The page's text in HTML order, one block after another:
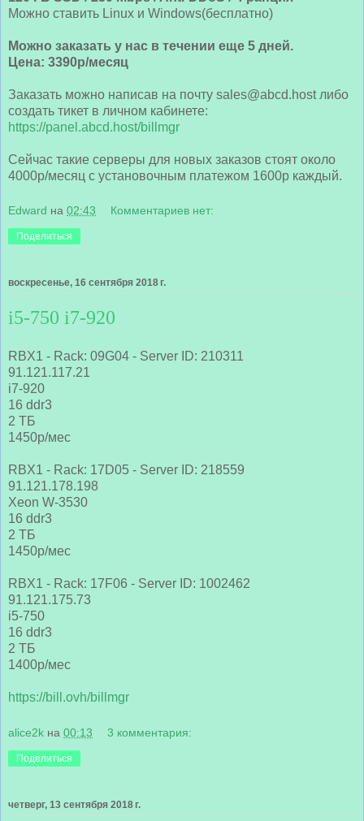
Можно ставить Linux и Windows(бесплатно)
Можно заказать у нас в течении еще 5 дней.
Цена: 3390р/месяц
Заказать можно написав на почту sales@abcd.host либо
создать тикет в личном кабинете:
https://panel.abcd.host/billmgr
Сейчас такие серверы для новых заказов стоят около
4000р/месяц с установочным платежом 1600р каждый.
Edward на 02:43 Комментариев нет:
Поделиться
воскресенье, 16 сентября 2018 г.
i5-750 i7-920
RBX1 - Rack: 09G04 - Server ID: 210311
91.121.117.21
i7-920
16 ddr3
2 ТБ
1450р/мес
RBX1 - Rack: 17D05 - Server ID: 218559
91.121.178.198
Xeon W-3530
16 ddr3
2 ТБ
1450р/мес
RBX1 - Rack: 17F06 - Server ID: 1002462
91.121.175.73
i5-750
16 ddr3
2 ТБ
1400р/мес
https://bill.ovh/billmgr
alice2k на 00:13 3 комментария:
Поделиться
четверг, 13 сентября 2018 г.